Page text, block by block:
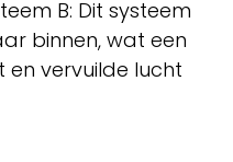
B: Dit systeem
binnen, wat een
en vervuilde lucht